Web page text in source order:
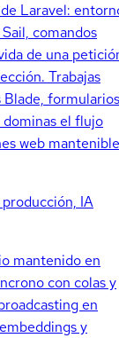
Laravel:
comandos
de una
Trabajas
Blade,
el flujo
web
IA
mantenido en
con colas y
en
y